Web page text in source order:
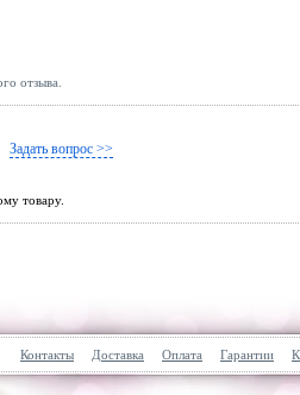
отзыва.
Задать вопрос >>
товару.
Контакты Доставка Оплата Гарантии